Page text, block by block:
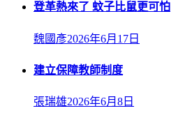
登革熱來了 蚊子比鼠更可怕
魏國彥2026年6月17日
建立保障教師制度
張瑞雄2026年6月8日